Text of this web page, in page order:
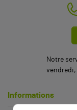
Notre
vendredi,
Informations